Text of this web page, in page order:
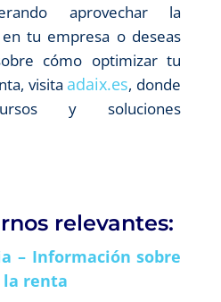
aprovechar la
tu empresa o deseas
cómo optimizar tu
visitaadaix.es, donde
y soluciones
relevantes:
– Información sobre
la renta